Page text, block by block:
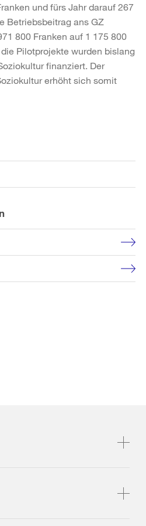
und fürs Jahr darauf 267
Betriebsbeitrag ans GZ
800 Franken auf 1 175 800
Pilotprojekte wurden bislang
finanziert. Der
erhöht sich somit